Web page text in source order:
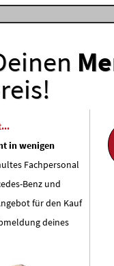
in wenigen
Fachpersonal
Benz und
für den Kauf
deines